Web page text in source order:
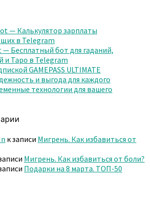
— Калькулятор зарплаты
в Telegram
— Бесплатный бот для гаданий,
и Таро в Telegram
GAMEPASS ULTIMATE
и выгода для каждого
технологии для вашего
к записи Мигрень. Как избавиться от
Мигрень. Как избавиться от боли?
Подарки на 8 марта. ТОП-50